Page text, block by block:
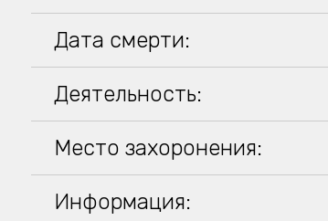
Дата смерти:
Деятельность:
Место захоронения:
Информация: